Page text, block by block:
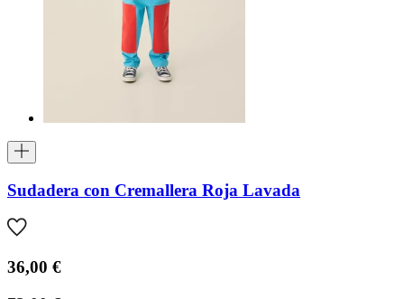
Sudadera con Cremallera Roja Lavada
36,00 €